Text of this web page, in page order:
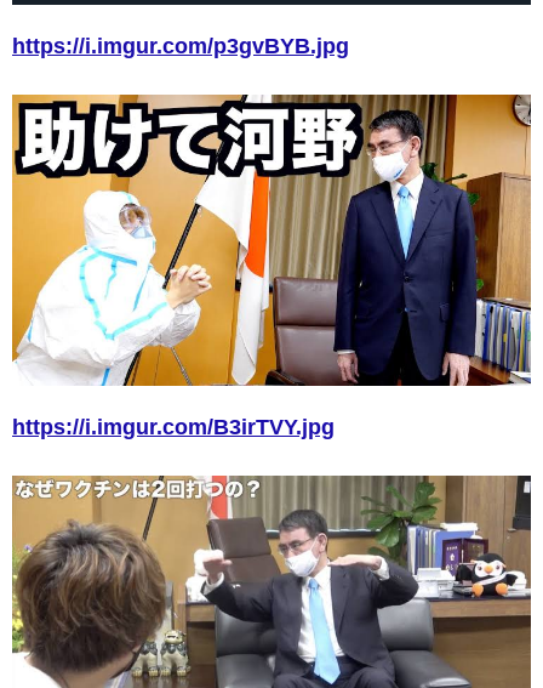
https://i.imgur.com/p3gvBYB.jpg
https://i.imgur.com/B3irTVY.jpg